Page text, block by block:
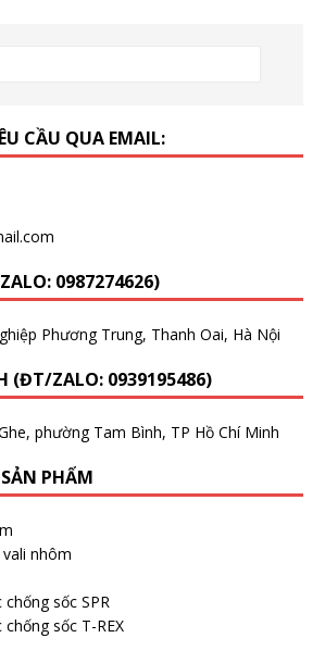
CẦU QUA EMAIL:
0987274626)
Phương Trung, Thanh Oai, Hà Nội
(ĐT/ZALO: 0939195486)
phường Tam Bình, TP Hồ Chí Minh
PHẨM
nhôm
sốc SPR
sốc T-REX